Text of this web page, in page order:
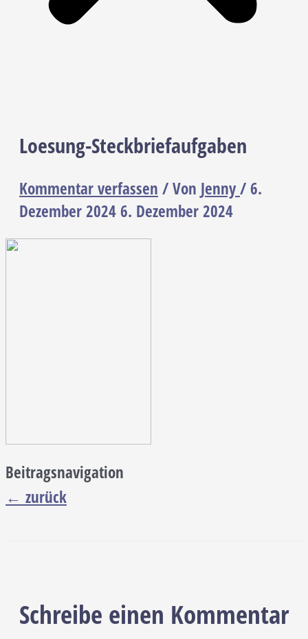
Loesung-Steckbriefaufgaben
Kommentar verfassen / Von Jenny/6.
Dezember 20246. Dezember 2024
Beitragsnavigation
← zurück
Schreibe einen Kommentar